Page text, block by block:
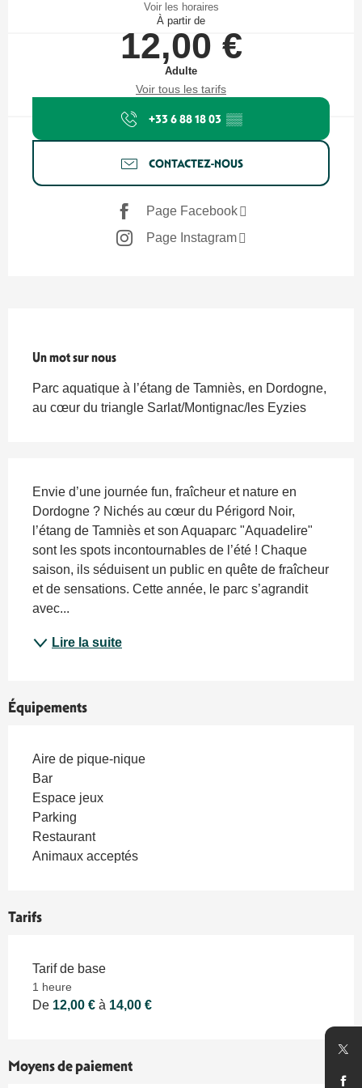
Voir les horaires
À partir de
12,00 €
Adulte
Voir tous les tarifs
+33 6 88 18 03 ▒▒
CONTACTEZ-NOUS
Page Facebook
Page Instagram
Un mot sur nous
Parc aquatique à l’étang de Tamniès, en Dordogne,
au cœur du triangle Sarlat/Montignac/les Eyzies
Envie d’une journée fun, fraîcheur et nature en
Dordogne ? Nichés au cœur du Périgord Noir,
l’étang de Tamniès et son Aquaparc "Aquadelire"
sont les spots incontournables de l’été ! Chaque
saison, ils séduisent un public en quête de fraîcheur
et de sensations. Cette année, le parc s’agrandit
avec...
Lire la suite
Équipements
Aire de pique-nique
Bar
Espace jeux
Parking
Restaurant
Animaux acceptés
Tarifs
Tarif de base
1 heure
De 12,00 € à 14,00 €
Moyens de paiement